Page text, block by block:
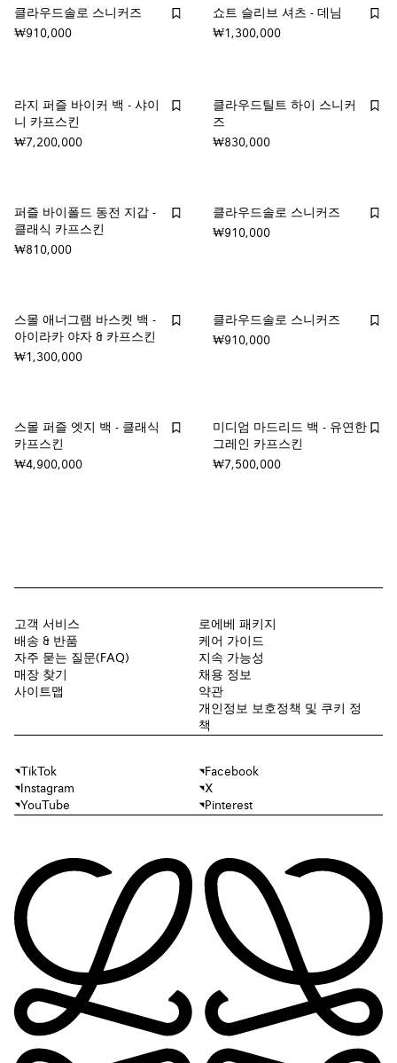
클라우드솔로 스니커즈
₩910,000
쇼트 슬리브 셔츠 - 데님
₩1,300,000
라지 퍼즐 바이커 백 - 샤이
니 카프스킨
₩7,200,000
클라우드틸트 하이 스니커
즈
₩830,000
퍼즐 바이폴드 동전 지갑 -
클래식 카프스킨
₩810,000
클라우드솔로 스니커즈
₩910,000
스몰 애너그램 바스켓 백 -
아이라카 야자 & 카프스킨
₩1,300,000
클라우드솔로 스니커즈
₩910,000
스몰 퍼즐 엣지 백 - 클래식
카프스킨
₩4,900,000
미디엄 마드리드 백 - 유연한
그레인 카프스킨
₩7,500,000
고객 서비스
배송 & 반품
자주 묻는 질문(FAQ)
매장 찾기
사이트맵
로에베 패키지
케어 가이드
지속 가능성
채용 정보
약관
개인정보 보호정책 및 쿠키 정
책
TikTok
Facebook
Instagram
X
YouTube
Pinterest